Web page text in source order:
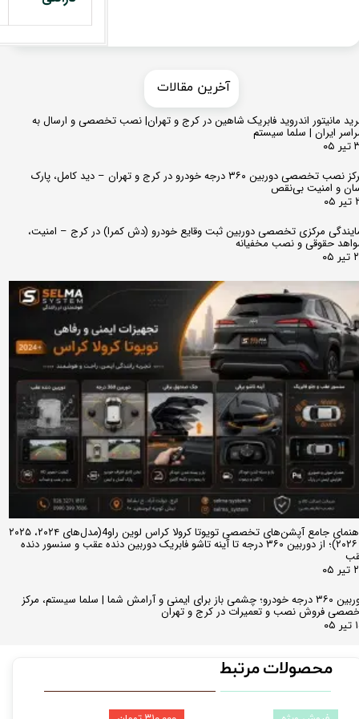
مانیتور اندروید فابریک شاهین در کرج و تهران| نصب تخصصی و ارسال به
ایران | سلما سیستم
مرکز نصب تخصصی دوربین ۳۶۰ درجه خودرو در کرج و تهران – دید کامل، پارک
و امنیت بی‌نقص
مرکزی تخصصی دوربین ثبت وقایع خودرو (دش کمرا) در کرج – امنیت،
حقوقی و نصب مخفیانه
راهنمای جامع آپشن‌های تخصصی تویوتا کرولا کراس لوین راو4(مدل‌های ۲۰۲۴، ۲۰۲۵
و ۲۰۲۶)؛ از دوربین ۳۶۰ درجه تا آینه تاشو فابریک دوربین دنده عقب و سنسور دنده
دوربین ۳۶۰ درجه خودرو؛ چشمی باز برای ایمنی و آرامش شما | سلما سیستم، مرکز
فروش نصب و تعمیرات در کرج و تهران
​​آخرین مقالات
محصولات مرتبط